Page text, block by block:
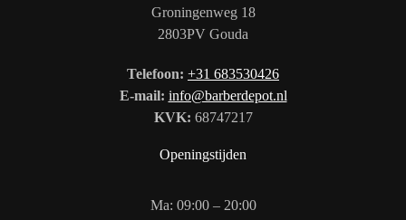
Groningenweg 18
2803PV Gouda
Telefoon: +31 683530426
E-mail: info@barberdepot.nl
KVK: 68747217
Openingstijden
Ma: 09:00 – 20:00